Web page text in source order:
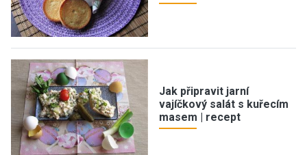
Jak připravit jarní
vajíčkový salát s kuřecím
masem | recept